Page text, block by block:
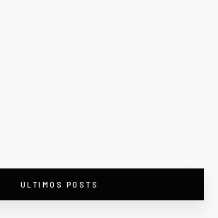
ÚLTIMOS POSTS